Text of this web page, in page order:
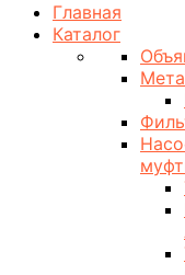
Главная
Каталог